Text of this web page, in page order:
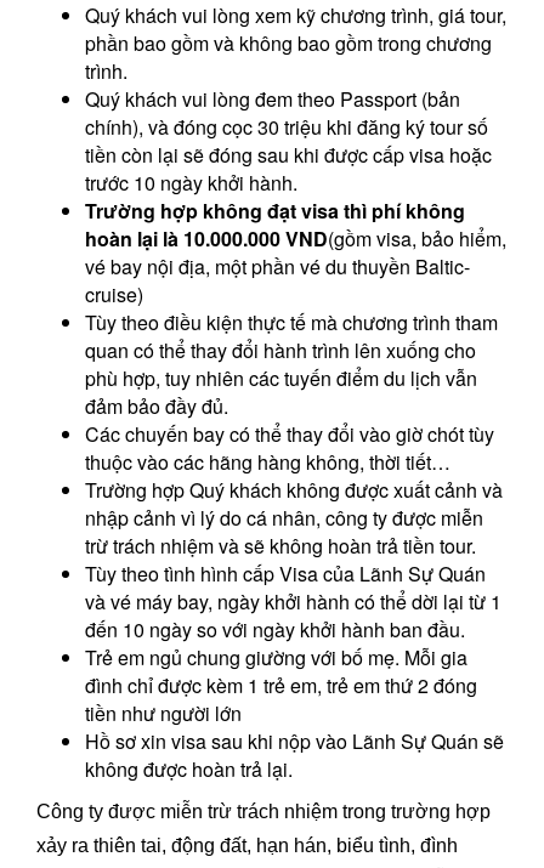
Quý khách vui lòng xem kỹ chương trình, giá tour,
phần bao gồm và không bao gồm trong chương
trình.
Quý khách vui lòng đem theo Passport (bản
chính), và đóng cọc 30 triệu khi đăng ký tour số
tiền còn lại sẽ đóng sau khi được cấp visa hoặc
trước 10 ngày khởi hành.
Trường hợp không đạt visa thì phí không
hoàn lại là 10.000.000 VND(gồm visa, bảo hiểm,
vé bay nội địa, một phần vé du thuyền Baltic-
cruise)
Tùy theo điều kiện thực tế mà chương trình tham
quan có thể thay đổi hành trình lên xuống cho
phù hợp, tuy nhiên các tuyến điểm du lịch vẫn
đảm bảo đầy đủ.
Các chuyến bay có thể thay đổi vào giờ chót tùy
thuộc vào các hãng hàng không, thời tiết…
Trường hợp Quý khách không được xuất cảnh và
nhập cảnh vì lý do cá nhân, công ty được miễn
trừ trách nhiệm và sẽ không hoàn trả tiền tour.
Tùy theo tình hình cấp Visa của Lãnh Sự Quán
và vé máy bay, ngày khởi hành có thể dời lại từ 1
đến 10 ngày so với ngày khởi hành ban đầu.
Trẻ em ngủ chung giường với bố mẹ. Mỗi gia
đình chỉ được kèm 1 trẻ em, trẻ em thứ 2 đóng
tiền như người lớn
Hồ sơ xin visa sau khi nộp vào Lãnh Sự Quán sẽ
không được hoàn trả lại.
Công ty được miễn trừ trách nhiệm trong trường hợp
xảy ra thiên tai, động đất, hạn hán, biểu tình, đình